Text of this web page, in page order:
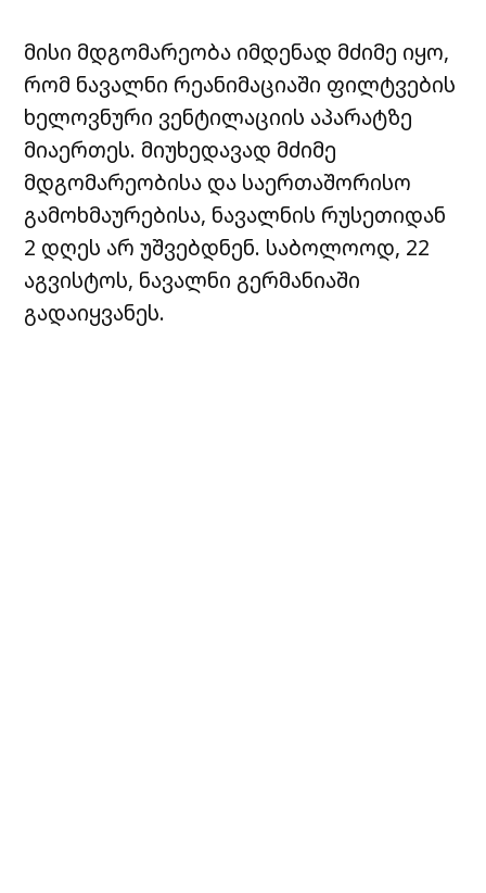
მისი მდგომარეობა იმდენად მძიმე იყო,
რომ ნავალნი რეანიმაციაში ფილტვების
ხელოვნური ვენტილაციის აპარატზე
მიაერთეს. მიუხედავად მძიმე
მდგომარეობისა და საერთაშორისო
გამოხმაურებისა, ნავალნის რუსეთიდან
2 დღეს არ უშვებდნენ. საბოლოოდ, 22
აგვისტოს, ნავალნი გერმანიაში
გადაიყვანეს.